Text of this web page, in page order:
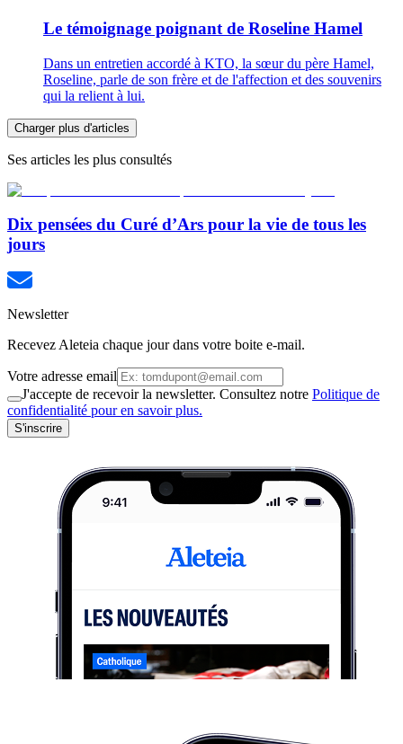
Le témoignage poignant de Roseline Hamel
Dans un entretien accordé à KTO, la sœur du père Hamel,
Roseline, parle de son frère et de l'affection et des souvenirs
qui la relient à lui.
Charger plus d'articles
Ses articles les plus consultés
Dix pensées du Curé d’Ars pour la vie de tous les
jours
Newsletter
Recevez Aleteia chaque jour dans votre boite e-mail.
Votre adresse email
J'accepte de recevoir la newsletter. Consultez notre Politique de
confidentialité pour en savoir plus.
S'inscrire